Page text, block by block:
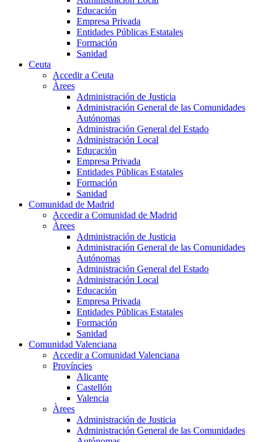
Educación
Empresa Privada
Entidades Públicas Estatales
Formación
Sanidad
Ceuta
Accedir a Ceuta
Àrees
Administración de Justicia
Administración General de las Comunidades
Autónomas
Administración General del Estado
Administración Local
Educación
Empresa Privada
Entidades Públicas Estatales
Formación
Sanidad
Comunidad de Madrid
Accedir a Comunidad de Madrid
Àrees
Administración de Justicia
Administración General de las Comunidades
Autónomas
Administración General del Estado
Administración Local
Educación
Empresa Privada
Entidades Públicas Estatales
Formación
Sanidad
Comunidad Valenciana
Accedir a Comunidad Valenciana
Províncies
Alicante
Castellón
Valencia
Àrees
Administración de Justicia
Administración General de las Comunidades